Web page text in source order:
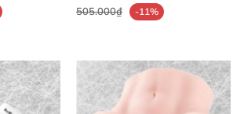
505.000₫ -11%